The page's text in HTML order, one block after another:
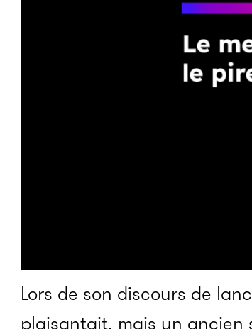
Lors de son discours de
plaisantait, mais un